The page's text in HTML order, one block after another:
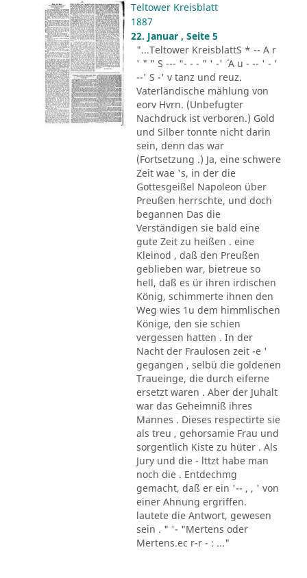
Teltower Kreisblatt
1887
22. Januar , Seite 5
"...Teltower KreisblattS * -- A r
' " " S --- "- - - " ' -' ´ A u - -- ' - '
--' S -' v tanz und reuz.
Vaterländische mählung von
eorv Hvrn. (Unbefugter
Nachdruck ist verboren.) Gold
und Silber tonnte nicht darin
sein, denn das war
(Fortsetzung .) Ja, eine schwere
Zeit wae 's, in der die
Gottesgeißel Napoleon über
Preußen herrschte, und doch
begannen Das die
Verständigen sie bald eine
gute Zeit zu heißen . eine
Kleinod , daß den Preußen
geblieben war, bietreue so
hell, daß es ür ihren irdischen
König, schimmerte ihnen den
Weg wies 1u dem himmlischen
Könige, den sie schien
vergessen hatten . In der
Nacht der Fraulosen zeit -e '
gegangen , selbü die goldenen
Traueinge, die durch eiferne
ersetzt waren . Aber der Juhalt
war das Geheimniß ihres
Mannes . Dieses respectirte sie
als treu , gehorsamie Frau und
sorgentlich Kiste zu hüter . Als
Jury und die - lttzt habe man
noch die . Entdechmg
gemacht, daß er ein '-- , , ' von
einer Ahnung ergriffen.
lautete die Antwort, gewesen
sein . " '- "Mertens oder
Mertens.ec r-r - : ..."